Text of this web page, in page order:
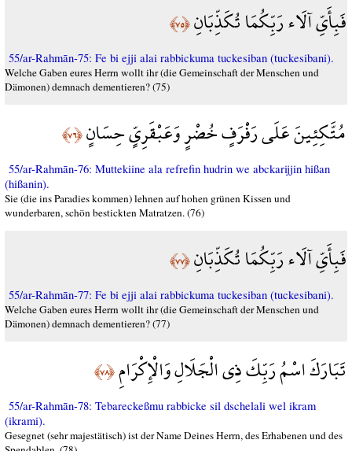
فَبِأَيِّ آلَاء رَبِّكُمَا تُكَذِّبَانِ﴿٧٥﴾
55/ar-Rahmān-75: Fe bi ejji alai rabbickuma tuckesiban (tuckesibani).
Welche Gaben eures Herrn wollt ihr (die Gemeinschaft der Menschen und
Dämonen) demnach dementieren? (75)
مُتَّكِئِينَ عَلَى رَفْرَفٍ خُضْرٍ وَعَبْقَرِيٍّ حِسَانٍ﴿٧٦﴾
55/ar-Rahmān-76: Muttekiine ala refrefin hudrin we abckarijjin hißan
(hißanin).
Sie (die ins Paradies kommen) lehnen auf hohen grünen Kissen und
wunderbaren, schön bestickten Matratzen. (76)
فَبِأَيِّ آلَاء رَبِّكُمَا تُكَذِّبَانِ﴿٧٧﴾
55/ar-Rahmān-77: Fe bi ejji alai rabbickuma tuckesiban (tuckesibani).
Welche Gaben eures Herrn wollt ihr (die Gemeinschaft der Menschen und
Dämonen) demnach dementieren? (77)
تَبَارَكَ اسْمُ رَبِّكَ ذِي الْجَلَالِ وَالْإِكْرَامِ﴿٧٨﴾
55/ar-Rahmān-78: Tebareckeßmu rabbicke sil dschelali wel ikram
(ikrami).
Gesegnet (sehr majestätisch) ist der Name Deines Herrn, des Erhabenen und des